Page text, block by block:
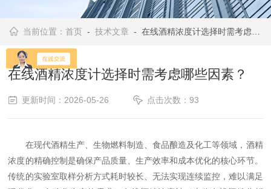
当前位置：首页 -技术文章 - 在线酒精浓度计选择时需考虑哪些因素？
在线酒精浓度计选择时需考虑哪些因素？
更新时间：2026-05-26 点击次数：93
在现代酒精生产、生物燃料制造、食品酿造及化工等领域，酒精
浓度的精确控制是确保产品质量、生产效率和成本优化的核心环节。
传统的实验室取样分析方式耗时较长、无法实现连续监控，难以满足